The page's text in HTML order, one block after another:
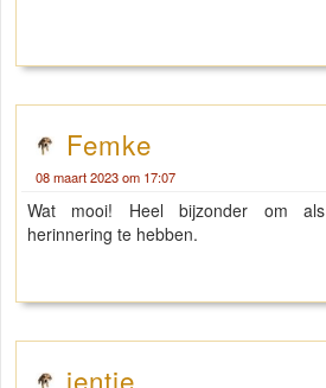
Femke
08 maart 2023 om 17:07
Wat mooi! Heel bijzonder om als
herinnering te hebben.
ientje